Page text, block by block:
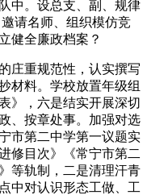
中。设总支、副、规律
请名师、组织模仿竞
健全廉政档案？
重规范性，认实撰写
材料。学校放置年级组
》，六是结实开展深切
、按章处事。加强对选
市第二中学第一议题实
修目次》《常宁市第二
等轨制，二是清理汗青
中对认识形态工做、工